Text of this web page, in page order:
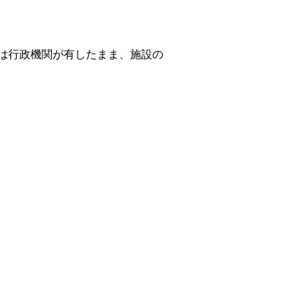
行政機関が有したまま、施設の